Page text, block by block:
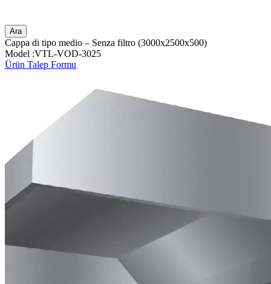
Ara
Cappa di tipo medio – Senza filtro (3000x2500x500)
Model :VTL-VOD-3025
Ürün Talep Formu